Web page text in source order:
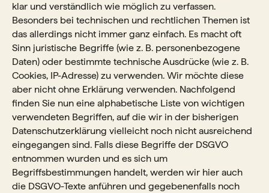
klar und verständlich wie möglich zu verfassen.
Besonders bei technischen und rechtlichen Themen ist
das allerdings nicht immer ganz einfach. Es macht oft
Sinn juristische Begriffe (wie z. B. personenbezogene
Daten) oder bestimmte technische Ausdrücke (wie z. B.
Cookies, IP-Adresse) zu verwenden. Wir möchte diese
aber nicht ohne Erklärung verwenden. Nachfolgend
finden Sie nun eine alphabetische Liste von wichtigen
verwendeten Begriffen, auf die wir in der bisherigen
Datenschutzerklärung vielleicht noch nicht ausreichend
eingegangen sind. Falls diese Begriffe der DSGVO
entnommen wurden und es sich um
Begriffsbestimmungen handelt, werden wir hier auch
die DSGVO-Texte anführen und gegebenenfalls noch